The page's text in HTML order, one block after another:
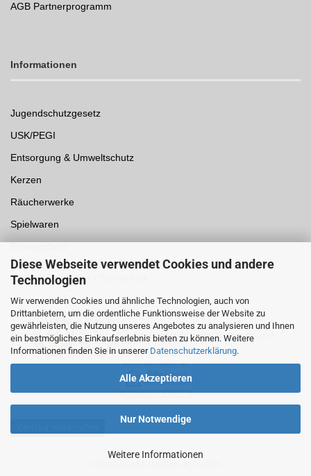
Diese Webseite verwendet Cookies und andere
Technologien
Wir verwenden Cookies und ähnliche Technologien, auch von
Drittanbietern, um die ordentliche Funktionsweise der Website zu
gewährleisten, die Nutzung unseres Angebotes zu analysieren und Ihnen
ein bestmögliches Einkaufserlebnis bieten zu können. Weitere
Informationen finden Sie in unserer Datenschutzerklärung.
Alle Akzeptieren
Nur Notwendige
Weitere Informationen
AGB Partnerprogramm
Informationen
Jugendschutzgesetz
USK/PEGI
Entsorgung & Umweltschutz
Kerzen
Räucherwerke
Spielwaren
Auszeichnungen /